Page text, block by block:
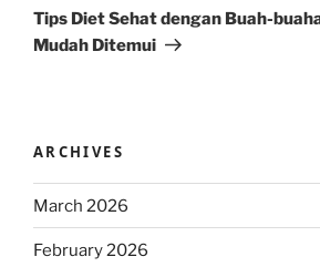
Post
Tips Diet Sehat dengan Buah-
Mudah Ditemui
ARCHIVES
March 2026
February 2026